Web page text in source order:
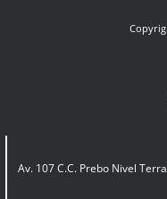
Av. 107 C.C. Prebo Nivel